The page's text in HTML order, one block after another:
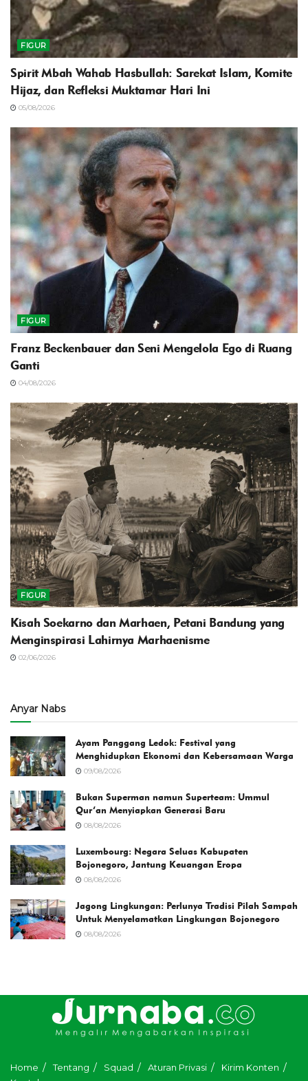
FIGUR
Spirit Mbah Wahab Hasbullah: Sarekat Islam, Komite
Hijaz, dan Refleksi Muktamar Hari Ini
05/08/2026
FIGUR
Franz Beckenbauer dan Seni Mengelola Ego di Ruang
Ganti
04/08/2026
FIGUR
Kisah Soekarno dan Marhaen, Petani Bandung yang
Menginspirasi Lahirnya Marhaenisme
02/06/2026
Anyar Nabs
Ayam Panggang Ledok: Festival yang
Menghidupkan Ekonomi dan Kebersamaan Warga
09/08/2026
Bukan Superman namun Superteam: Ummul
Qur’an Menyiapkan Generasi Baru
08/08/2026
Luxembourg: Negara Seluas Kabupaten
Bojonegoro, Jantung Keuangan Eropa
08/08/2026
Jagong Lingkungan: Perlunya Tradisi Pilah Sampah
Untuk Menyelamatkan Lingkungan Bojonegoro
08/08/2026
Home Tentang Squad Aturan Privasi
Kirim Konten